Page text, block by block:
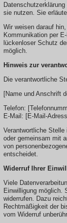
sie nutzen. Sie
Wir weisen darauf
Kommunikation per
lückenloser Schutz
möglich.
Hinweis zur
Die verantwortliche
[Name und Anschrift
Telefon:
E-Mail: [E-Mail-
Verantwortliche
oder gemeinsam mit
von
entscheidet.
Widerruf Ihrer
Viele
Einwilligung möglich.
widerrufen. Dazu
Rechtmäßigkeit der
vom Widerruf